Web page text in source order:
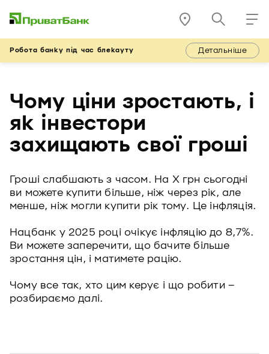
Робота банку під час блекауту Детальніше
Чому ціни зростають, і
як інвестори
захищають свої гроші
Гроші слабшають з часом. На Х грн сьогодні
ви можете купити більше, ніж через рік, але
менше, ніж могли купити рік тому. Це інфляція.
Нацбанк у 2025 році очікує інфляцію до 8,7%.
Ви можете заперечити, що бачите більше
зростання цін, і матимете рацію.
Чому все так, хто цим керує і що робити –
розбираємо далі.